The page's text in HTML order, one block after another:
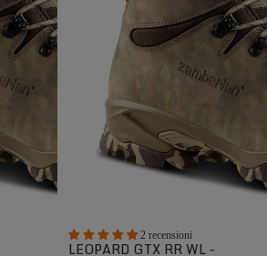
2 recensioni
LEOPARD GTX RR WL -